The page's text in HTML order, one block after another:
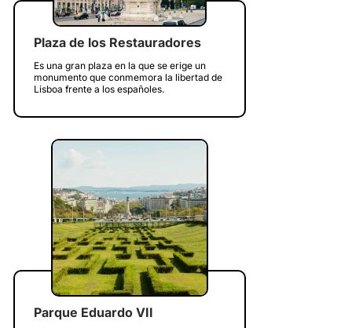
Plaza de los Restauradores
Es una gran plaza en la que se erige un
monumento que conmemora la libertad de
Lisboa frente a los españoles.
Parque Eduardo VII